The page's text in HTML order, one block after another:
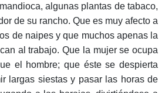
algunas plantas de tabaco,
de su rancho. Que es muy afecto a
de naipes y que muchos apenas la
al trabajo. Que la mujer se ocupa
el hombre; que éste se despierta
largas siestas y pasar las horas de